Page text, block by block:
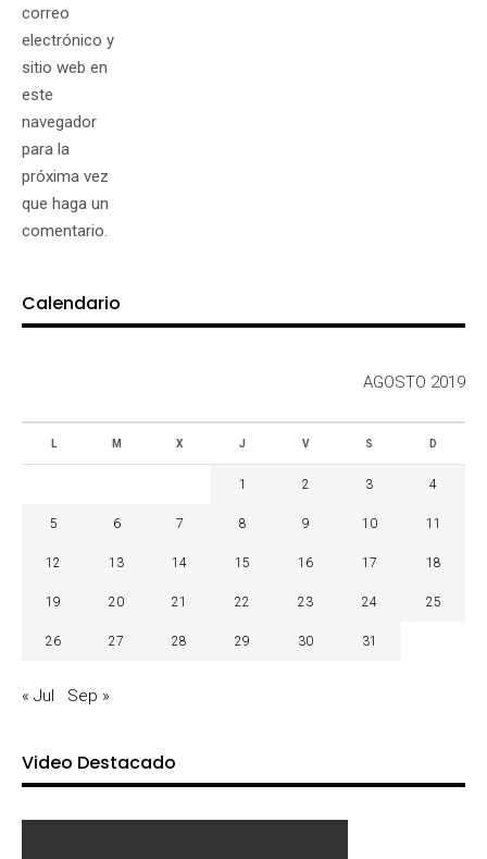
correo
electrónico y
sitio web en
este
navegador
para la
próxima vez
que haga un
comentario.
Calendario
AGOSTO 2019
L M X J V S D
1 2 3 4
5 6 7 8 9 10 11
12 13 14 15 16 17 18
19 20 21 22 23 24 25
26 27 28 29 30 31
« Jul Sep »
Video Destacado